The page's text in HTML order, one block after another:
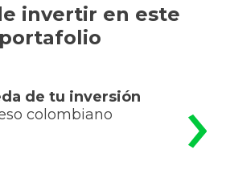
invertir en este
portafolio
de tu inversión
colombiano
›